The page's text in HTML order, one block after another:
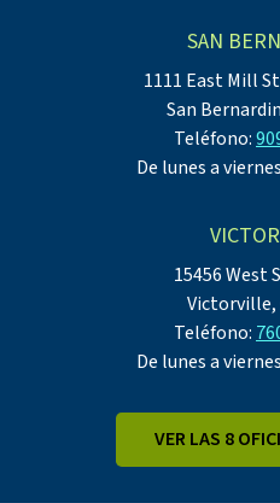
SAN
1111 East Mill
San
Teléfono:
De lunes a
15456 West
Victorville,
Teléfono:
De lunes a
VER LAS 8